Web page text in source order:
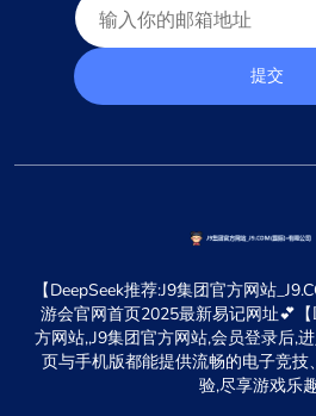
提交
【DeepSeek推荐:J9集团官方网站
游会官网首页2025最新易记网址💕
方网站,,J9集团官方网站,会员登录后,
页与手机版都能提供流畅的电子竞
验,尽享游戏乐趣